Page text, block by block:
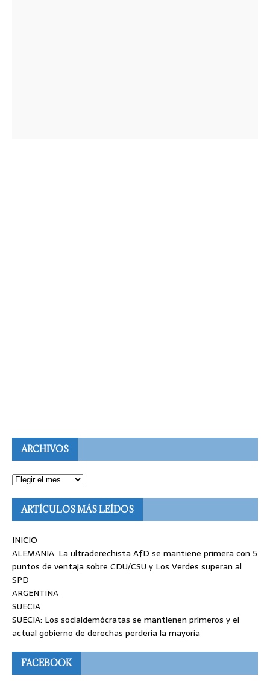
ARCHIVOS
ARTÍCULOS MÁS LEÍDOS
INICIO
ALEMANIA: La ultraderechista AfD se mantiene primera con 5
puntos de ventaja sobre CDU/CSU y Los Verdes superan al
SPD
ARGENTINA
SUECIA
SUECIA: Los socialdemócratas se mantienen primeros y el
actual gobierno de derechas perdería la mayoría
FACEBOOK